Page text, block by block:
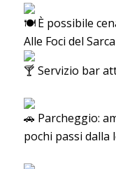
È possibile
Alle Foci del Sarca
Servizio bar
Parcheggio:
pochi passi dalla